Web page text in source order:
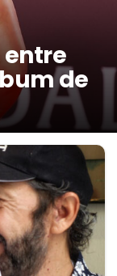
entre
de